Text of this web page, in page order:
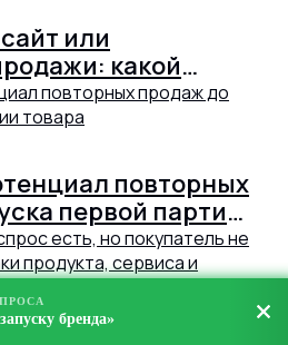
или
какой
первого товара
повторных
первой партии
бренда»